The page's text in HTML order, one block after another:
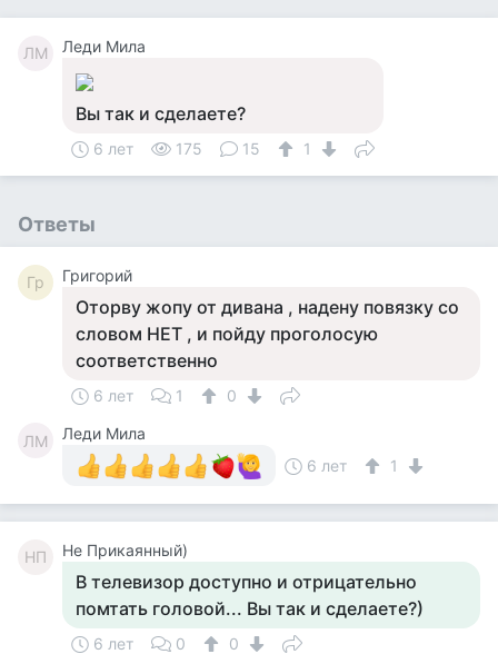
ЛМ Леди Мила
Вы так и сделаете?
6 лет 175 15 1
Ответы
Гр Григорий
Оторву жопу от дивана , надену повязку со
словом НЕТ , и пойду проголосую
соответственно
6 лет 1 0
ЛМ
Леди Мила
6 лет
1
НП Не Прикаянный)
В телевизор доступно и отрицательно
помтать головой... Вы так и сделаете?)
6 лет 0 0